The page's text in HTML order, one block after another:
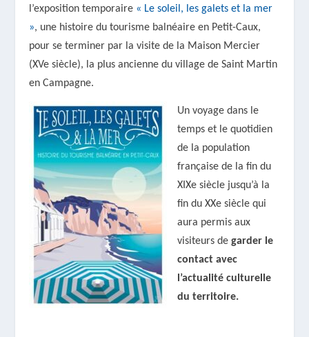
l’exposition temporaire « Le soleil, les galets et la mer
», une histoire du tourisme balnéaire en Petit-Caux,
pour se terminer par la visite de la Maison Mercier
(XVe siècle), la plus ancienne du village de Saint Martin
en Campagne.
Un voyage dans le
temps et le quotidien
de la population
française de la fin du
XIXe siècle jusqu’à la
fin du XXe siècle qui
aura permis aux
visiteurs degarder le
contact avec
l’actualité culturelle
du territoire.